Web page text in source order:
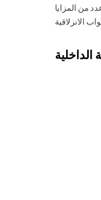
من المزايا
الداخلية